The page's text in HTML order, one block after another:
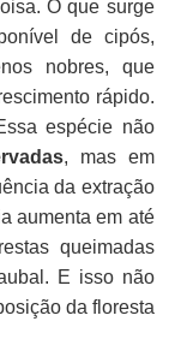
O que surge
de cipós,
nobres, que
rápido.
espécie não
, mas em
da extração
aumenta em até
queimadas
E isso não
da floresta